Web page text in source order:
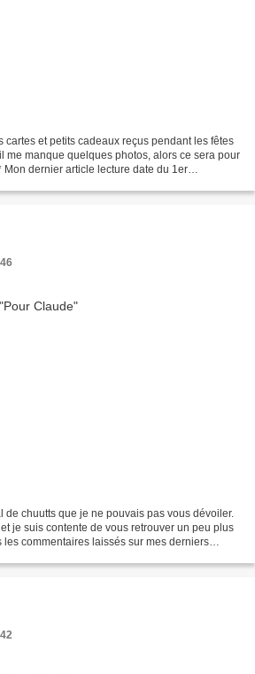
cartes et petits cadeaux reçus pendant les fêtes
me manque quelques photos, alors ce sera pour
dernier article lecture date du 1er
de chuutts que je ne pouvais pas vous dévoiler.
je suis contente de vous retrouver un peu plus
commentaires laissés sur mes derniers